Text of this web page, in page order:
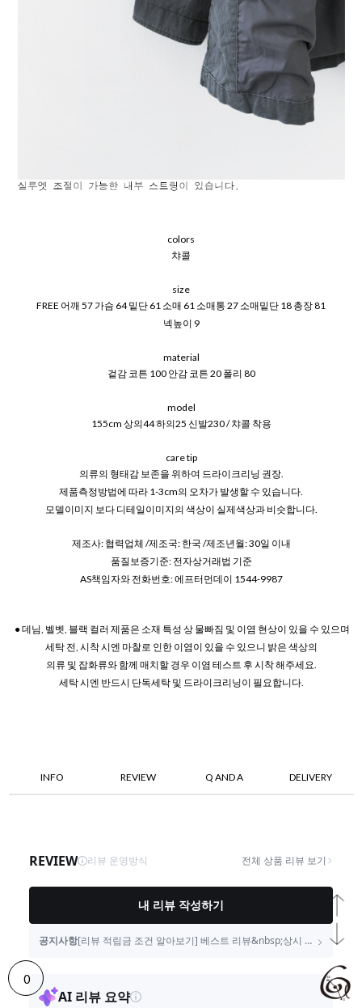
0
colors
챠콜
size
FREE 어깨 57 가슴 64 밑단 61 소매 61 소매통 27 소매밑단 18 총장 81
넥높이 9
material
겉감 코튼 100 안감 코튼 20 폴리 80
model
155cm 상의44 하의25 신발230 / 챠콜 착용
care tip
의류의 형태감 보존을 위하여 드라이크리닝 권장.
제품측정방법에 따라 1-3cm의 오차가 발생할 수 있습니다.
모델이미지 보다 디테일이미지의 색상이 실제색상과 비슷합니다.
제조사: 협력업체 /제조국: 한국 /제조년월: 30일 이내
품질보증기준: 전자상거래법 기준
AS책임자와 전화번호: 에프터먼데이 1544-9987
● 데님, 벨벳, 블랙 컬러 제품은 소재 특성 상 물빠짐 및 이염 현상이 있을 수 있으며
세탁 전, 시착 시엔 마찰로 인한 이염이 있을 수 있으니 밝은 색상의
의류 및 잡화류와 함께 매치할 경우 이염 테스트 후 시착 해주세요.
세탁 시엔 반드시 단독세탁 및 드라이크리닝이 필요합니다.
INFO REVIEW Q AND A DELIVERY